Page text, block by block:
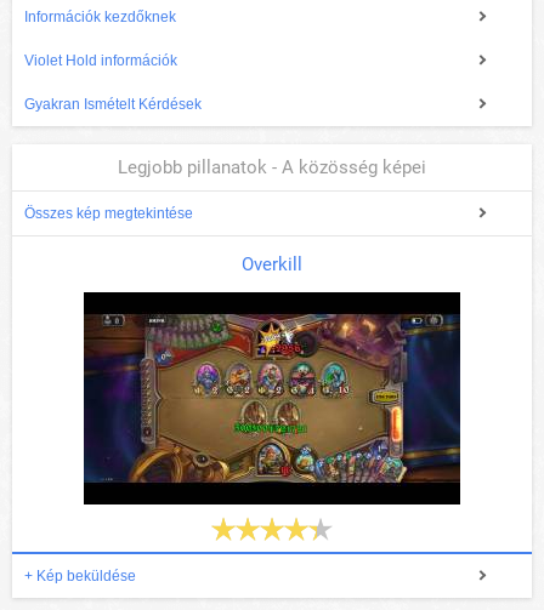
Információk kezdőknek
Violet Hold információk
Gyakran Ismételt Kérdések
Legjobb pillanatok - A közösség képei
Összes kép megtekintése
Overkill
+ Kép beküldése